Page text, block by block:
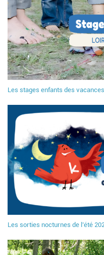
Les stages enfants des
Les sorties nocturnes de l’été